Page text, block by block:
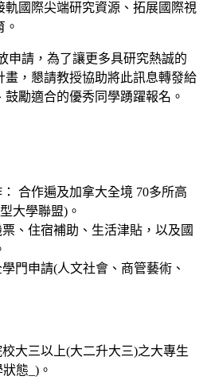
國際尖端研究資源、拓展國際視
申請，為了讓更多具研究熱誠的
畫，懇請教授協助將此訊息轉發給
勵適合的優秀同學踴躍報名。
合作遍及加拿大全境 70多所高
大學聯盟)。
、住宿補助、生活津貼，以及國
門申請(人文社會、商管藝術、
大三以上(大二升大三)之大專生
態_)。